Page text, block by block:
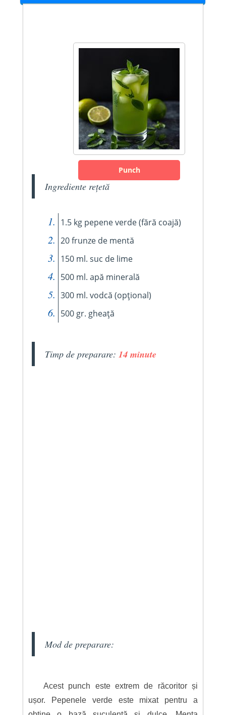
Punch
Ingrediente rețetă
1.5 kg pepene verde (fără coajă)
20 frunze de mentă
150 ml. suc de lime
500 ml. apă minerală
300 ml. vodcă (opțional)
500 gr. gheață
Timp de preparare: 14 minute
Mod de preparare:
Acest punch este extrem de răcoritor și
ușor. Pepenele verde este mixat pentru a